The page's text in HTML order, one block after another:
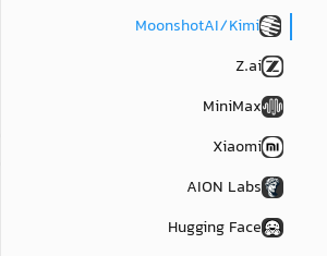
MoonshotAI/Kimi
Z.ai
MiniMax
Xiaomi
AION Labs
Hugging Face